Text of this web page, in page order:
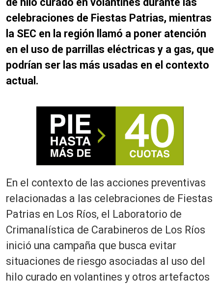
celebraciones de Fiestas Patrias, mientras
la SEC en la región llamó a poner atención
en el uso de parrillas eléctricas y a gas, que
podrían ser las más usadas en el contexto
actual.
En el contexto de las acciones preventivas
relacionadas a las celebraciones de Fiestas
Patrias en Los Ríos, el Laboratorio de
Crimanalística de Carabineros de Los Ríos
inició una campaña que busca evitar
situaciones de riesgo asociadas al uso del
hilo curado en volantines y otros artefactos